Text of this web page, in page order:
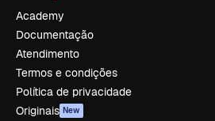
Academy
Documentação
Atendimento
Termos e condições
Política de privacidade
Originais New